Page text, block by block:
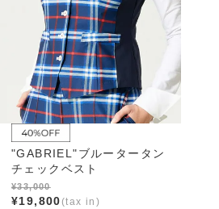
"GABRIEL"ブルータータン
チェックベスト
¥33,000
¥19,800